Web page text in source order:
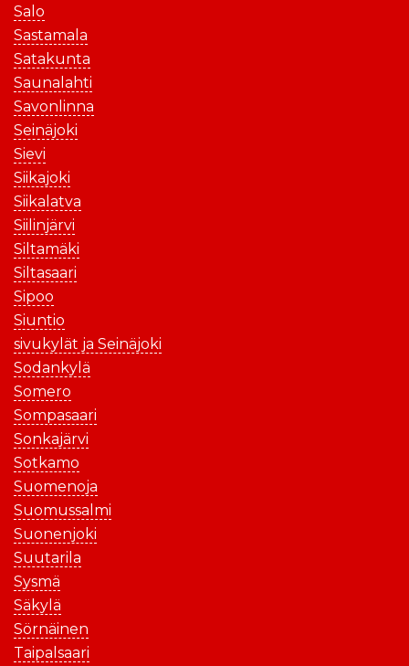
Salo
Sastamala
Satakunta
Saunalahti
Savonlinna
Seinäjoki
Sievi
Siikajoki
Siikalatva
Siilinjärvi
Siltamäki
Siltasaari
Sipoo
Siuntio
sivukylät ja Seinäjoki
Sodankylä
Somero
Sompasaari
Sonkajärvi
Sotkamo
Suomenoja
Suomussalmi
Suonenjoki
Suutarila
Sysmä
Säkylä
Sörnäinen
Taipalsaari